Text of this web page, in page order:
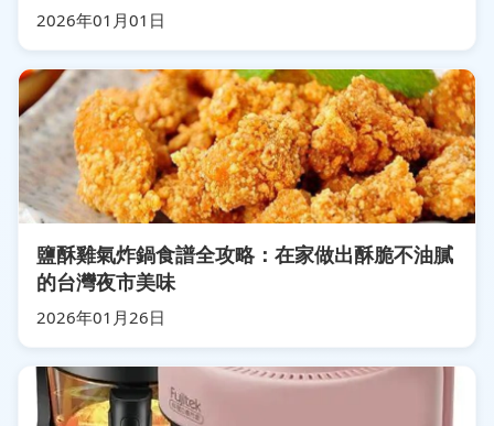
2026年01月01日
鹽酥雞氣炸鍋食譜全攻略：在家做出酥脆不油膩
的台灣夜市美味
2026年01月26日